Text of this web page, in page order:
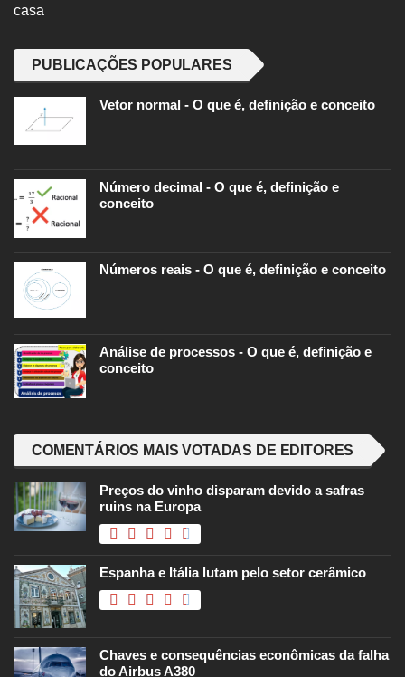
casa
PUBLICAÇÕES POPULARES
Vetor normal - O que é, definição e conceito
Número decimal - O que é, definição e
conceito
Números reais - O que é, definição e conceito
Análise de processos - O que é, definição e
conceito
COMENTÁRIOS MAIS VOTADAS DE EDITORES
Preços do vinho disparam devido a safras
ruins na Europa
Espanha e Itália lutam pelo setor cerâmico
Chaves e consequências econômicas da falha
do Airbus A380